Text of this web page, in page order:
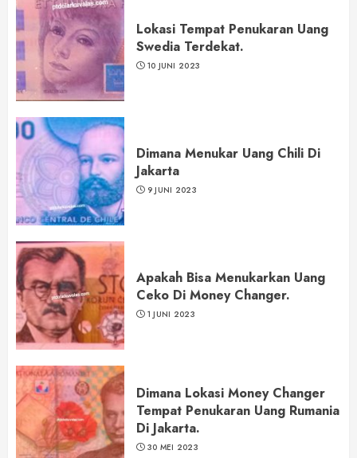
Lokasi Tempat Penukaran Uang
Swedia Terdekat.
10 JUNI 2023
Dimana Menukar Uang Chili Di
Jakarta
9 JUNI 2023
Apakah Bisa Menukarkan Uang
Ceko Di Money Changer.
1 JUNI 2023
Dimana Lokasi Money Changer
Tempat Penukaran Uang Rumania
Di Jakarta.
30 MEI 2023